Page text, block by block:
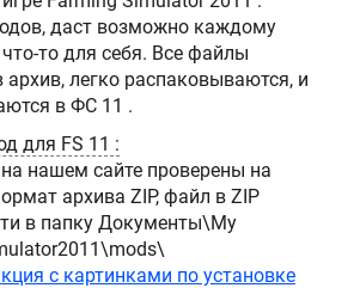
даст возможно каждому
то для себя. Все файлы
легко распаковываются, и
легко устанавливаются в ФС 11 .
Как установить мод для FS 11 :
нашем сайте проверены на
архива ZIP, файл в ZIP
в папку Документы\My
с картинками по установке